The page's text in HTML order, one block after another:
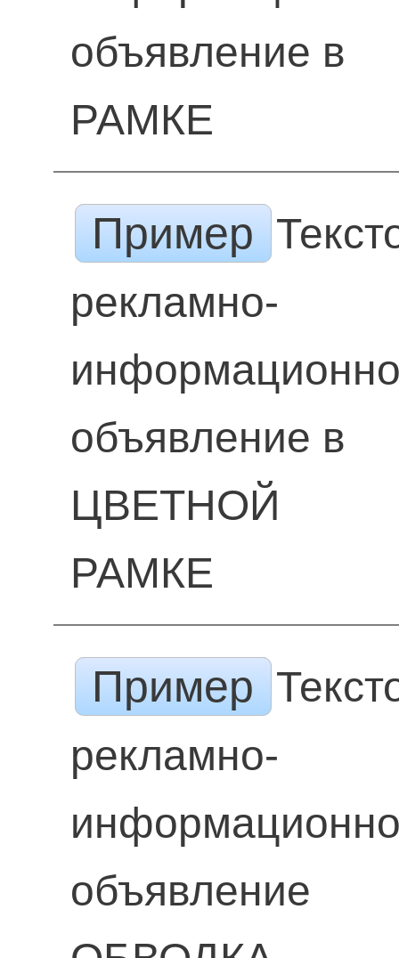
объявление в
РАМКЕ
Пример
рекламно-
объявление в
ЦВЕТНОЙ
РАМКЕ
Пример
рекламно-
объявление